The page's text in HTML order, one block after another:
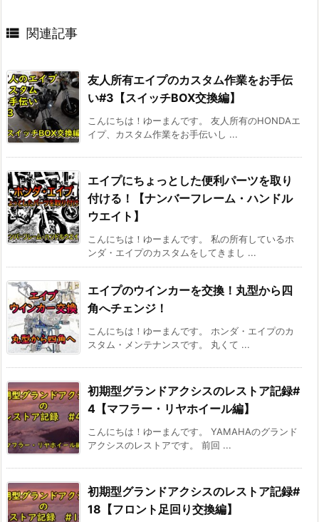
 関連記事
友人所有エイプのカスタム作業をお手伝
い#3【スイッチBOX交換編】
こんにちは！ゆーまんです。 友人所有のHONDAエ
イプ、カスタム作業をお手伝いし ...
エイプにちょっとした便利パーツを取り
付ける！【ナンバーフレーム・ハンドル
ウエイト】
こんにちは！ゆーまんです。 私の所有しているホ
ンダ・エイプのカスタムをしてきまし ...
エイプのウインカーを交換！丸型から四
角へチェンジ！
こんにちは！ゆーまんです。 ホンダ・エイプのカ
スタム・メンテナンスです。 丸くて ...
初期型グランドアクシスのレストア記録#
4【マフラー・リヤホイール編】
こんにちは！ゆーまんです。 YAMAHAのグランド
アクシスのレストアです。 前回 ...
初期型グランドアクシスのレストア記録#
18【フロント足回り交換編】